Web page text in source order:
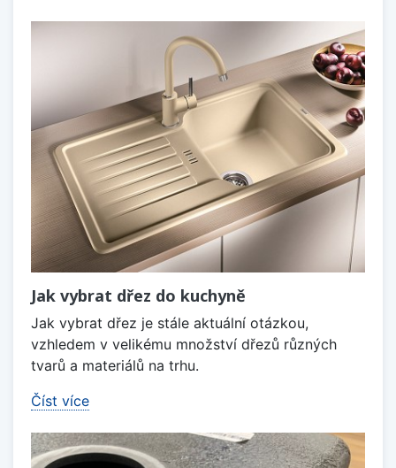
Jak vybrat dřez do kuchyně
Jak vybrat dřez je stále aktuální otázkou,
vzhledem v velikému množství dřezů různých
tvarů a materiálů na trhu.
Číst více